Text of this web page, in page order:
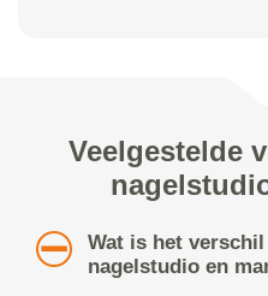
Veelgestelde
Wat is het
nagelstudio en